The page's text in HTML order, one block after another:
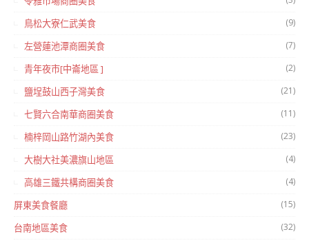
鳥松大寮仁武美食 (9)
左營蓮池潭商圈美食 (7)
青年夜市[中崙地區 ] (2)
鹽埕鼓山西子灣美食 (21)
七賢六合南華商圈美食 (11)
楠梓岡山路竹湖內美食 (23)
大樹大社美濃旗山地區 (4)
高雄三鐵共構商圈美食 (4)
屏東美食餐廳 (15)
台南地區美食 (32)